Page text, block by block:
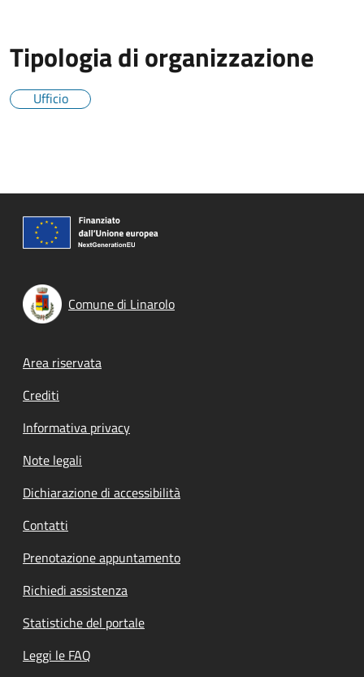
Tipologia di organizzazione
Ufficio
Comune di Linarolo
Footer menu
Area riservata
Crediti
Informativa privacy
Note legali
Dichiarazione di accessibilità
Contatti
Prenotazione appuntamento
Richiedi assistenza
Statistiche del portale
Leggi le FAQ